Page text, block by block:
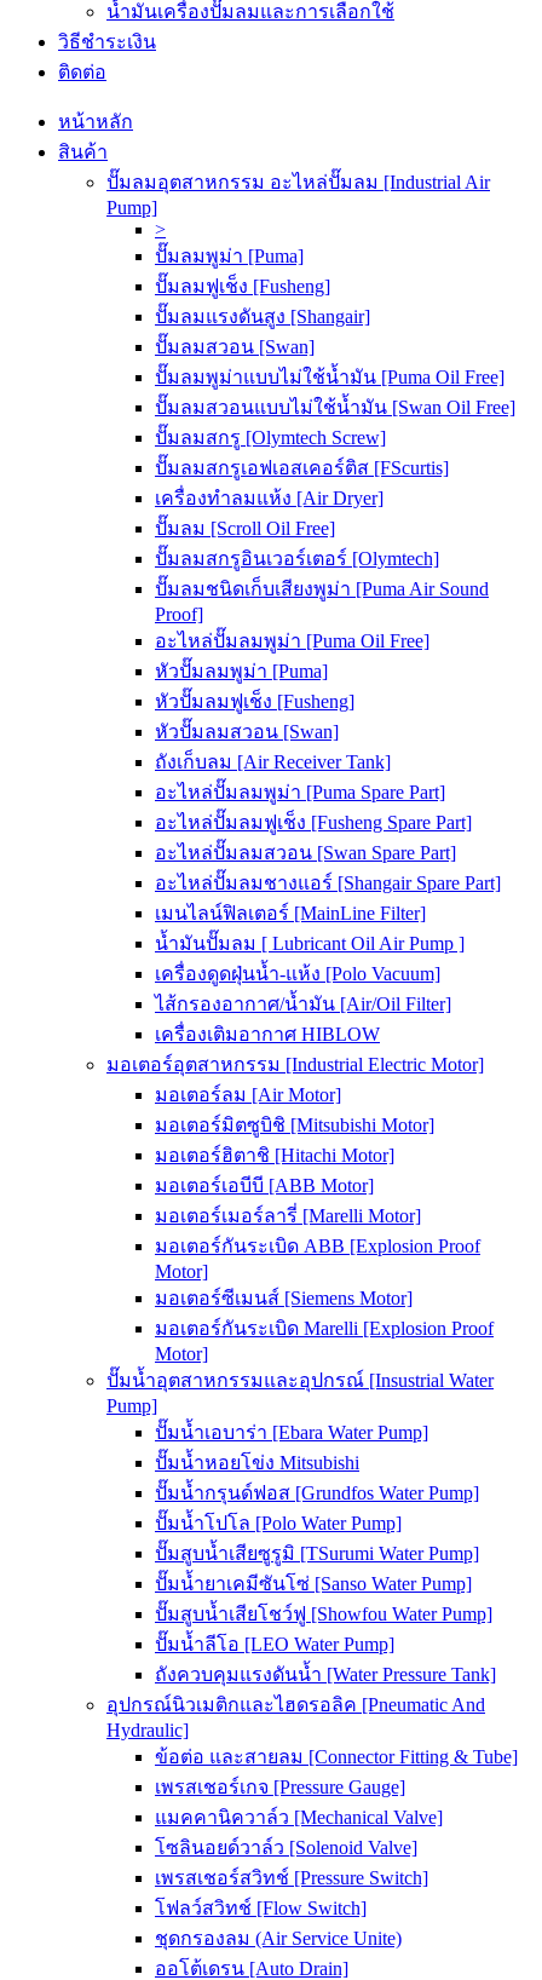
น้ำมันเครื่องปั๊มลมและการเลือกใช้
วิธีชำระเงิน
ติดต่อ
หน้าหลัก
สินค้า
ปั๊มลมอุตสาหกรรม อะไหล่ปั๊มลม [Industrial Air
Pump]
>
ปั๊มลมพูม่า [Puma]
ปั๊มลมฟูเช็ง [Fusheng]
ปั๊มลมแรงดันสูง [Shangair]
ปั๊มลมสวอน [Swan]
ปั๊มลมพูม่าแบบไม่ใช้น้ำมัน [Puma Oil Free]
ปั๊มลมสวอนแบบไม่ใช้น้ำมัน [Swan Oil Free]
ปั๊มลมสกรู [Olymtech Screw]
ปั๊มลมสกรูเอฟเอสเคอร์ติส [FScurtis]
เครื่องทำลมแห้ง [Air Dryer]
ปั๊มลม [Scroll Oil Free]
ปั๊มลมสกรูอินเวอร์เตอร์ [Olymtech]
ปั๊มลมชนิดเก็บเสียงพูม่า [Puma Air Sound
Proof]
อะไหล่ปั๊มลมพูม่า [Puma Oil Free]
หัวปั๊มลมพูม่า [Puma]
หัวปั๊มลมฟูเช็ง [Fusheng]
หัวปั๊มลมสวอน [Swan]
ถังเก็บลม [Air Receiver Tank]
อะไหล่ปั๊มลมพูม่า [Puma Spare Part]
อะไหล่ปั๊มลมฟูเช็ง [Fusheng Spare Part]
อะไหล่ปั๊มลมสวอน [Swan Spare Part]
อะไหล่ปั๊มลมชางแอร์ [Shangair Spare Part]
เมนไลน์ฟิลเตอร์ [MainLine Filter]
น้ำมันปั๊มลม [ Lubricant Oil Air Pump ]
เครื่องดูดฝุ่นน้ำ-แห้ง [Polo Vacuum]
ไส้กรองอากาศ/น้ำมัน [Air/Oil Filter]
เครื่องเติมอากาศ HIBLOW
มอเตอร์อุตสาหกรรม [Industrial Electric Motor]
มอเตอร์ลม [Air Motor]
มอเตอร์มิตซูบิชิ [Mitsubishi Motor]
มอเตอร์ฮิตาชิ [Hitachi Motor]
มอเตอร์เอบีบี [ABB Motor]
มอเตอร์เมอร์ลารี่ [Marelli Motor]
มอเตอร์กันระเบิด ABB [Explosion Proof
Motor]
มอเตอร์ซีเมนส์ [Siemens Motor]
มอเตอร์กันระเบิด Marelli [Explosion Proof
Motor]
ปั๊มน้ำอุตสาหกรรมและอุปกรณ์ [Insustrial Water
Pump]
ปั๊มน้ำเอบาร่า [Ebara Water Pump]
ปั๊มน้ำหอยโข่ง Mitsubishi
ปั๊มน้ำกรุนด์ฟอส [Grundfos Water Pump]
ปั๊มน้ำโปโล [Polo Water Pump]
ปั๊มสูบน้ำเสียซูรูมิ [TSurumi Water Pump]
ปั๊มน้ำยาเคมีซันโซ่ [Sanso Water Pump]
ปั๊มสูบน้ำเสียโชว์ฟู [Showfou Water Pump]
ปั๊มน้ำลีโอ [LEO Water Pump]
ถังควบคุมแรงดันน้ำ [Water Pressure Tank]
อุปกรณ์นิวเมติกและไฮดรอลิค [Pneumatic And
Hydraulic]
ข้อต่อ และสายลม [Connector Fitting & Tube]
เพรสเชอร์เกจ [Pressure Gauge]
แมคคานิควาล์ว [Mechanical Valve]
โซลินอยด์วาล์ว [Solenoid Valve]
เพรสเชอร์สวิทช์ [Pressure Switch]
โฟลว์สวิทช์ [Flow Switch]
ชุดกรองลม (Air Service Unite)
ออโต้เดรน [Auto Drain]